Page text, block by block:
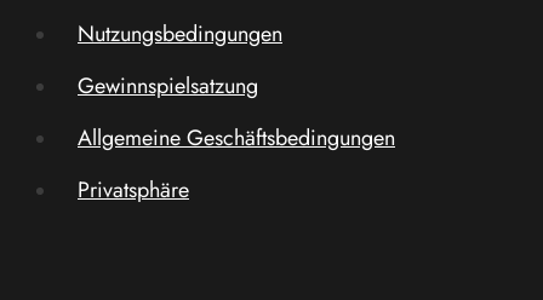
Nutzungsbedingungen
Gewinnspielsatzung
Allgemeine Geschäftsbedingungen
Privatsphäre